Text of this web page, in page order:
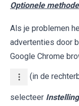
Optionele
Als je problemen
advertenties door
Google Chrome
(in de
selecteer